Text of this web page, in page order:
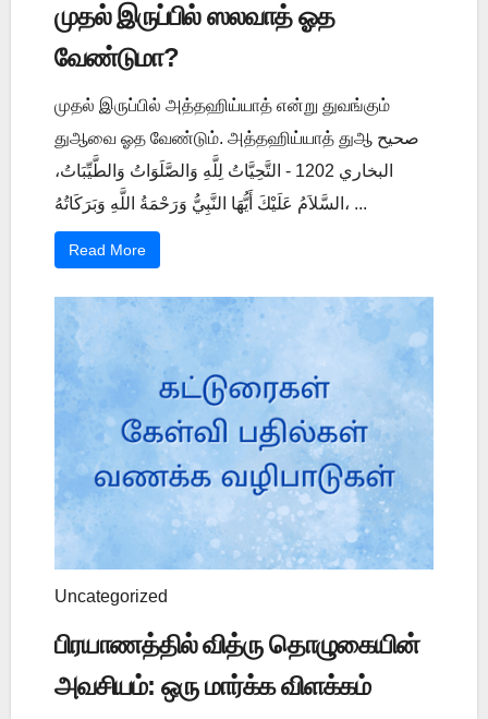
முதல் இருப்பில் ஸலவாத் ஓத
வேண்டுமா?
முதல் இருப்பில் அத்தஹிய்யாத் என்று துவங்கும்
துஆவை ஓத வேண்டும். அத்தஹிய்யாத் துஆ صحيح
البخاري 1202 - التَّحِيَّاتُ لِلَّهِ وَالصَّلَوَاتُ وَالطَّيِّبَاتُ،
السَّلاَمُ عَلَيْكَ أَيُّهَا النَّبِيُّ وَرَحْمَةُ اللَّهِ وَبَرَكَاتُهُ، ...
Read More
Uncategorized
பிரயாணத்தில் வித்ரு தொழுகையின்
அவசியம்: ஒரு மார்க்க விளக்கம்